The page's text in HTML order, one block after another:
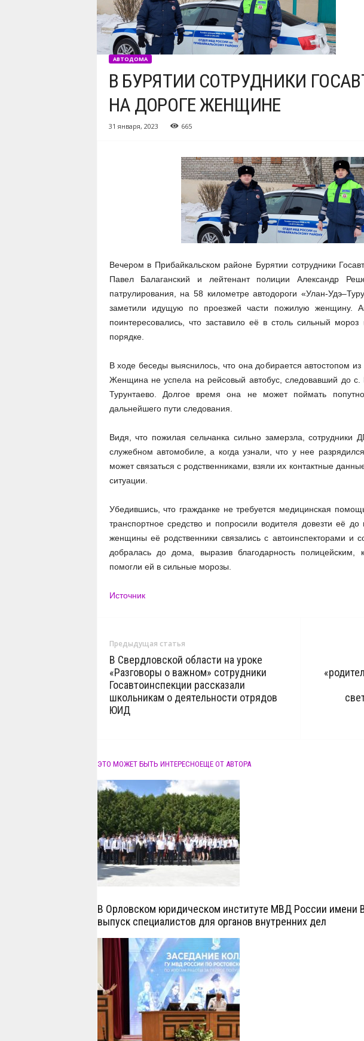
АВТОДОМА
В БУРЯТИИ СОТРУДНИКИ
НА ДОРОГЕ ЖЕНЩИНЕ
31 января, 2023 665
Вечером в Прибайкальском районе Бурятии сотрудники
Павел Балаганский и лейтенант полиции Александр
патрулирования, на 58 километре автодороги «Улан-
заметили идущую по проезжей части пожилую женщину.
поинтересовались, что заставило её в столь сильный
порядке.
В ходе беседы выяснилось, что она добирается автостопом из
Женщина не успела на рейсовый автобус, следовавший до с.
Турунтаево. Долгое время она не может поймать
дальнейшего пути следования.
Видя, что пожилая сельчанка сильно замерзла, сотрудники
служебном автомобиле, а когда узнали, что у нее
может связаться с родственниками, взяли их контактные
ситуации.
Убедившись, что гражданке не требуется медицинская
транспортное средство и попросили водителя довезти её
женщины её родственники связались с автоинспекторами и
добралась до дома, выразив благодарность
помогли ей в сильные морозы.
Источник
Предыдущая статья
В Свердловской области на уроке
«Разговоры о важном» сотрудники
Госавтоинспекции рассказали
школьникам о деятельности отрядов
ЮИД
ЭТО МОЖЕТ БЫТЬ ИНТЕРЕСНОЕЩЕ ОТ АВТОРА
В Орловском юридическом институте МВД России имени
выпуск специалистов для органов внутренних дел